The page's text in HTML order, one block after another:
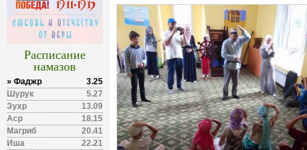
Расписание
намазов
» Фаджр
3.25
Шурук
5.27
Зухр
13.09
Аср
18.15
Магриб
20.41
Иша
22.21